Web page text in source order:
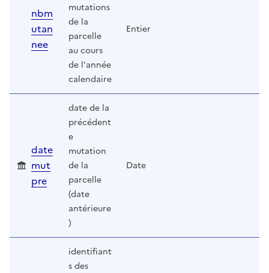
nbm
utan
nee
mutations
de la
parcelle
au cours
de l'année
calendaire
Entier
date
mut
pre
date de la
précédent
e
mutation
de la
parcelle
(date
antérieure
)
Date
identifiant
s des